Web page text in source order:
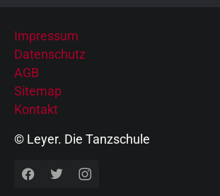
Impressum
Datenschutz
AGB
Sitemap
Kontakt
© Leyer. Die Tanzschule
Facebook
TwitterInstagram